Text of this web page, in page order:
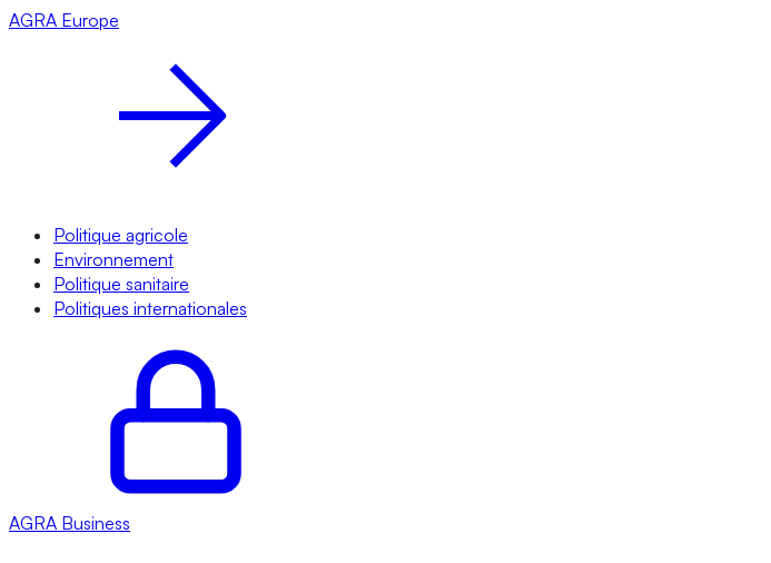
AGRA Europe
Politique agricole
Environnement
Politique sanitaire
Politiques internationales
AGRA Business